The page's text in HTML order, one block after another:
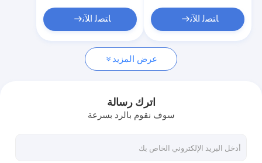
اتصل بنا
العاكس اي جي بي تي
IGBT عالية الطاقة
ﺎﺘﺼﻟ ﺍﻶﻧ ﺎﺘﺼﻟ ﺍﻶﻧ
عرض المزيد
اترك رسالة
سوف نقوم بالرد بسرعة